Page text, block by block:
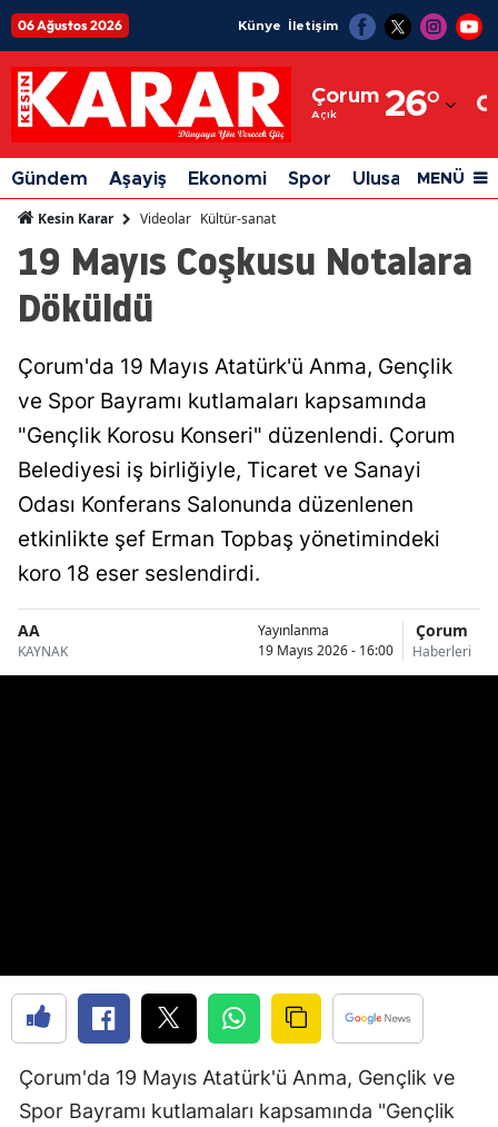
06 Ağustos 2026 Künye İletişim
Çorum
Açık 26°
Adıyaman
Afyonkarahisar
Ağrı
Amasya
Artvin
Aydın
Balıkesir
Bitlis
Bolu
Diyarbakır
Edirne
Elazığ
Erzincan
Gündem Aşayiş Ekonomi Spor Ulusal Siyaset
MENÜ
Kesin Karar Videolar Kültür-sanat
19 Mayıs Coşkusu Notalara
Döküldü
Çorum'da 19 Mayıs Atatürk'ü Anma, Gençlik
ve Spor Bayramı kutlamaları kapsamında
"Gençlik Korosu Konseri" düzenlendi. Çorum
Belediyesi iş birliğiyle, Ticaret ve Sanayi
Odası Konferans Salonunda düzenlenen
etkinlikte şef Erman Topbaş yönetimindeki
koro 18 eser seslendirdi.
AA
KAYNAK
Yayınlanma
19 Mayıs 2026 - 16:00
Çorum
Haberleri
Çorum'da 19 Mayıs Atatürk'ü Anma, Gençlik ve
Spor Bayramı kutlamaları kapsamında "Gençlik